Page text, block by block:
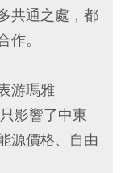
共通之處，都
。
游瑪雅
影響了中東
源價格、自由